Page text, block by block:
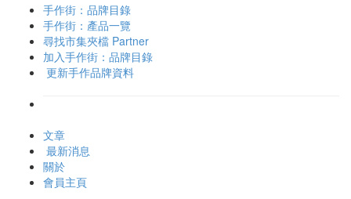
手作街：品牌目錄
手作街：產品一覽
尋找市集夾檔 Partner
加入手作街：品牌目錄
更新手作品牌資料
文章
最新消息
關於
會員主頁